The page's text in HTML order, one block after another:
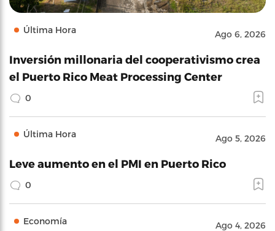
Última Hora Ago 6, 2026
Inversión millonaria del cooperativismo crea
el Puerto Rico Meat Processing Center
0
Última Hora Ago 5, 2026
Leve aumento en el PMI en Puerto Rico
0
Economía Ago 4, 2026